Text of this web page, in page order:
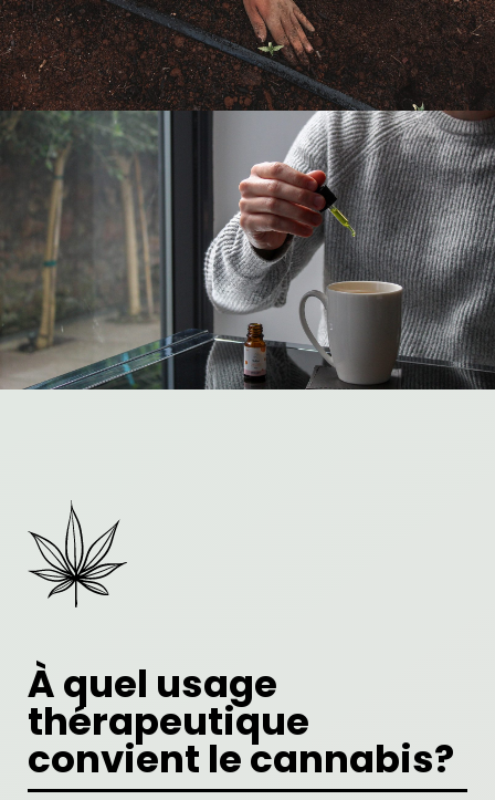
À quel usage
thérapeutique
convient le cannabis?